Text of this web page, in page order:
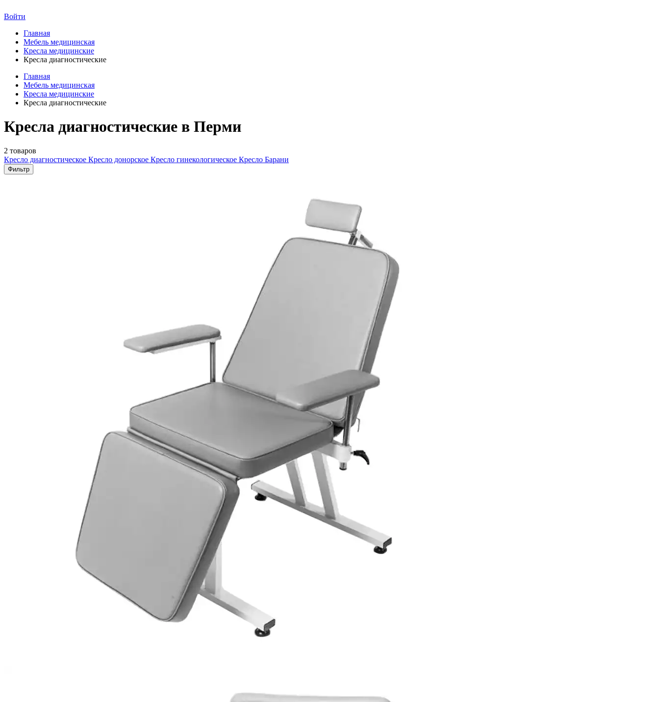
Войти
Главная
Мебель медицинская
Кресла медицинские
Кресла диагностические
Главная
Мебель медицинская
Кресла медицинские
Кресла диагностические
Кресла диагностические в Перми
2 товаров
Кресло диагностическое Кресло донорское Кресло гинекологическое Кресло Барани
Фильтр